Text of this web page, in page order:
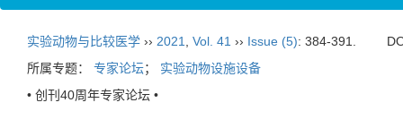
实验动物与比较医学 ›› 2021 Vol. 41 ›› Issue (5): 384-391.
所属专题： 专家论坛； 实验动物设施设备
• 创刊40周年专家论坛 •